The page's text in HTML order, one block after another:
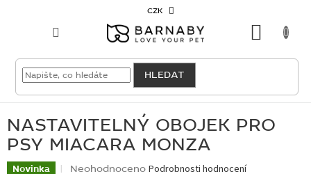
CZK
HLEDAT
VELKOODBĚRATEL
PSY
KOČKY
NASTAVITELNÝ OBOJEK PRO
PSY MIACARA MONZA
Novinka
Průměrné
Neohodnoceno Podrobnosti hodnocení